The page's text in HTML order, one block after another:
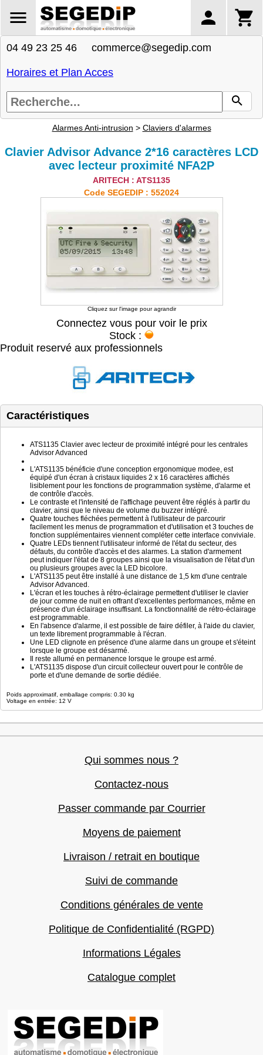
04 49 23 25 46 commerce@segedip.com
Horaires et Plan Acces
Alarmes Anti-intrusion > Claviers d'alarmes
Clavier Advisor Advance 2*16 caractères LCD
avec lecteur proximité NFA2P
ARITECH : ATS1135
Code SEGEDIP : 552024
Cliquez sur l'image pour agrandir
Connectez vous pour voir le prix
Stock :
Produit reservé aux professionnels
Caractéristiques
ATS1135 Clavier avec lecteur de proximité intégré pour les centrales
Advisor Advanced
L'ATS1135 bénéficie d'une conception ergonomique modee, est
équipé d'un écran à cristaux liquides 2 x 16 caractères affichés
lisiblement pour les fonctions de programmation système, d'alarme et
de contrôle d'accès.
Le contraste et l'intensité de l'affichage peuvent être réglés à partir du
clavier, ainsi que le niveau de volume du buzzer intégré.
Quatre touches fléchées permettent à l'utilisateur de parcourir
facilement les menus de programmation et d'utilisation et 3 touches de
fonction supplémentaires viennent compléter cette interface conviviale.
Quatre LEDs tiennent l'utilisateur informé de l'état du secteur, des
défauts, du contrôle d'accès et des alarmes. La station d'armement
peut indiquer l'état de 8 groupes ainsi que la visualisation de l'état d'un
ou plusieurs groupes avec la LED bicolore.
L'ATS1135 peut être installé à une distance de 1,5 km d'une centrale
Advisor Advanced.
L'écran et les touches à rétro-éclairage permettent d'utiliser le clavier
de jour comme de nuit en offrant d'excellentes performances, même en
présence d'un éclairage insuffisant. La fonctionnalité de rétro-éclairage
est programmable.
En l'absence d'alarme, il est possible de faire défiler, à l'aide du clavier,
un texte librement programmable à l'écran.
Une LED clignote en présence d'une alarme dans un groupe et s'éteint
lorsque le groupe est désarmé.
Il reste allumé en permanence lorsque le groupe est armé.
L'ATS1135 dispose d'un circuit collecteur ouvert pour le contrôle de
porte et d'une demande de sortie dédiée.
Poids approximatif, emballage compris: 0.30 kg
Voltage en entrée: 12 V
Qui sommes nous ?
Contactez-nous
Passer commande par Courrier
Moyens de paiement
Livraison / retrait en boutique
Suivi de commande
Conditions générales de vente
Politique de Confidentialité (RGPD)
Informations Légales
Catalogue complet